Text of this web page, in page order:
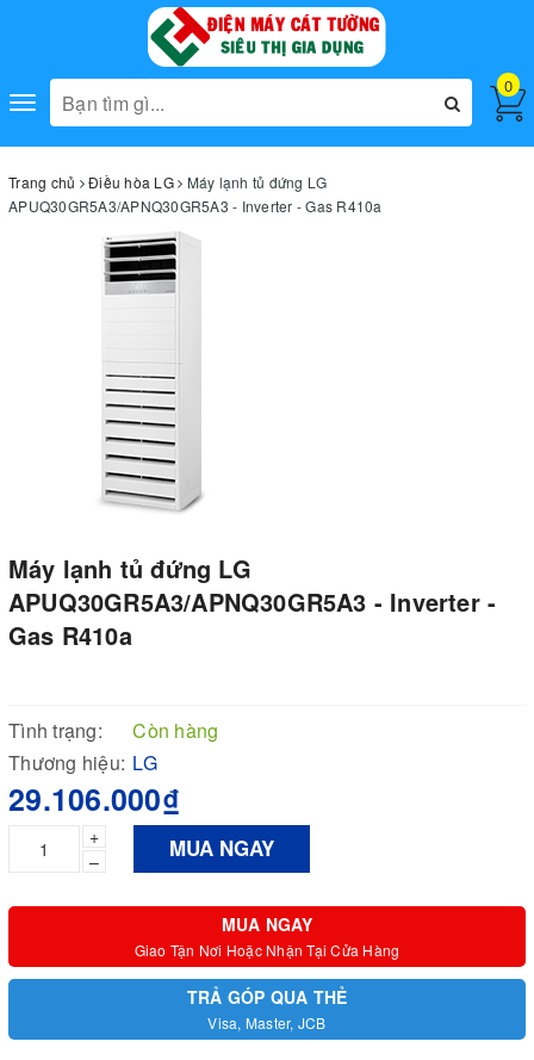
Toggle
navigation
0
Trang chủ Điều hòa LG
Máy lạnh tủ đứng LG
APUQ30GR5A3/APNQ30GR5A3 - Inverter - Gas R410a
Máy lạnh tủ đứng LG
APUQ30GR5A3/APNQ30GR5A3 - Inverter -
Gas R410a
Tình trạng:
Còn hàng
Thương hiệu: LG
29.106.000₫
+
–
MUA NGAY
MUA NGAY
Giao Tận Nơi Hoặc Nhận Tại Cửa Hàng
TRẢ GÓP QUA THẺ
Visa, Master, JCB